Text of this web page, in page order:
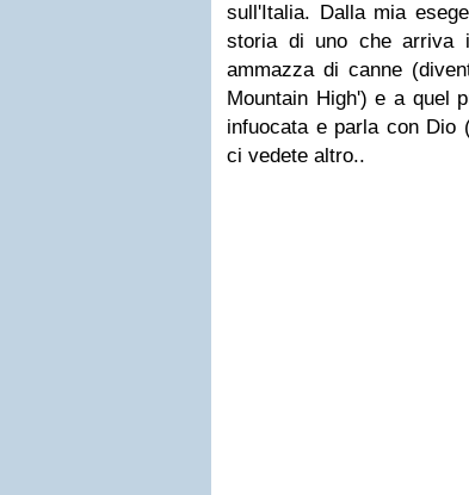
sull'Italia. Dalla mia
storia di uno che arriva
ammazza di canne
Mountain High') e a quel
infuocata e parla con Dio
ci vedete altro..